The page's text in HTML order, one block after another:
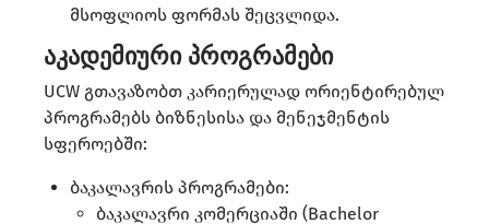
მსოფლიოს ფორმას შეცვლიდა. ​
აკადემიური პროგრამები
UCW გთავაზობთ კარიერულად ორიენტირებულ
პროგრამებს ბიზნესისა და მენეჯმენტის
სფეროებში:​
ბაკალავრის პროგრამები:
ბაკალავრი კომერციაში (Bachelor